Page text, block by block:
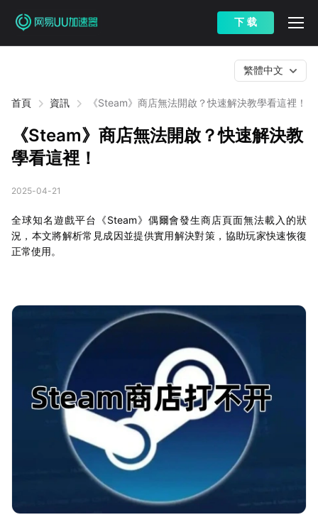
下 载
首頁 資訊 《Steam》商店無法開啟？快速解決教學看這裡！
繁體中文
《Steam》商店無法開啟？快速解決教
學看這裡！
2025-04-21
全球知名遊戲平台《Steam》偶爾會發生商店頁面無法載入的狀
況，本文將解析常見成因並提供實用解決對策，協助玩家快速恢復
正常使用。